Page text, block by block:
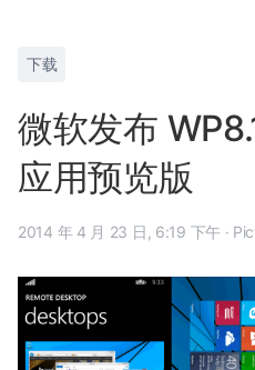
下载
微软发布
应用预览版
2014 年 4 月 23 日, 6:19 下午 ·